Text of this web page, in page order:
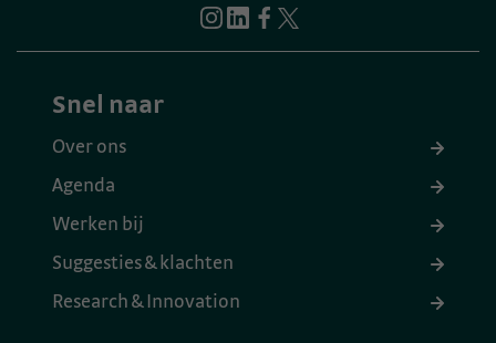
Snel naar
Over ons
Agenda
Werken bij
Suggesties & klachten
Research & Innovation